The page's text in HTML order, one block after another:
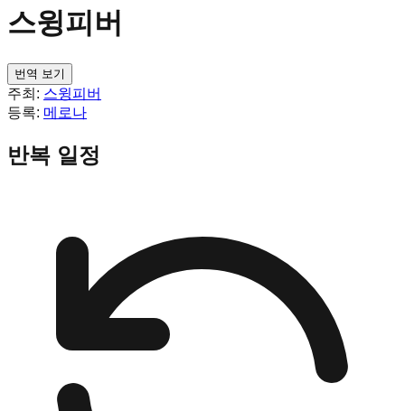
스윙피버
번역 보기
주최: 스윙피버
등록: 메로나
반복 일정